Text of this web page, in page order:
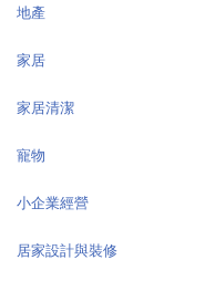
地產
家居
家居清潔
寵物
小企業經營
居家設計與裝修